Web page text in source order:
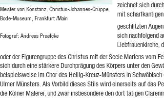
Meister von Konstanz, Christus-Johannes-Gruppe,
Bode-Museum, Frankfurt /Main
Fotograf: Andreas Praefcke
zeichnet sich
mit
geschlitzten Augen
sich nachfolgend
Liebfrauenkirche,
oder der Figurengruppe des Christus mit der Seele Mariens vom
sich durch eine stärkere Durchprägung des Körpers unter den
beispielsweise im Chor des Heilig-Kreuz-Münsters in Schwäbisch
Ulmer Münsters. Als Vorbild dieses Stils wird einerseits auf das
die Kölner Malerei, und zwar insbesondere den dort tätigen